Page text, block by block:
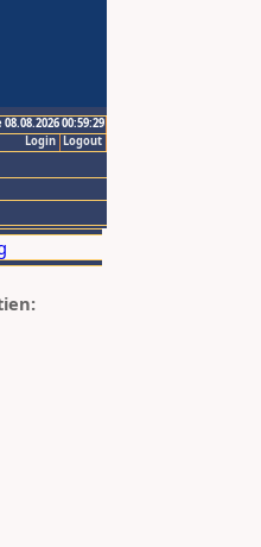
00:59:29
Logout
Login